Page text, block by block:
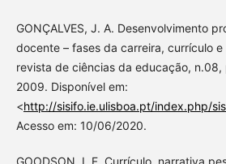
GONÇALVES, J. A. Desenvolvimento
docente – fases da carreira, currículo e
revista de ciências da educação,
2009. Disponível em:
<http://sisifo.ie.ulisboa.pt/index.php/
Acesso em: 10/06/2020.
GOODSON, I. F. Currículo, narrativa